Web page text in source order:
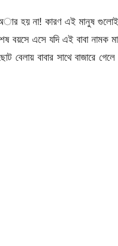
হয় না! কারণ এই মানুষ গুলোই
বয়সে এসে যদি এই বাবা নামক
বাবার সাথে বাজারে